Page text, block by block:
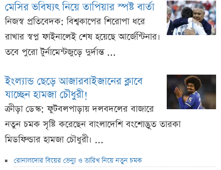
মেসির ভবিষ্যৎ নিয়ে তাপিয়ার স্পষ্ট বার্তা
নিজস্ব প্রতিবেদক: বিশ্বকাপের শিরোপা ধরে
রাখার স্বপ্ন ফাইনালেই শেষ হয়েছে আর্জেন্টিনার।
তবে পুরো টুর্নামেন্টজুড়ে দুর্দান্ত ...
ইংল্যান্ড ছেড়ে আজারবাইজানের ক্লাবে
যাচ্ছেন হামজা চৌধুরী!
ক্রীড়া ডেস্ক: ফুটবলপাড়ায় দলবদলের বাজারে
নতুন চমক সৃষ্টি করেছেন বাংলাদেশি বংশোদ্ভূত তারকা
মিডফিল্ডার হামজা চৌধুরী। ...
রোনালদোর বিয়ের ভেন্যু ও তারিখ নিয়ে নতুন চমক